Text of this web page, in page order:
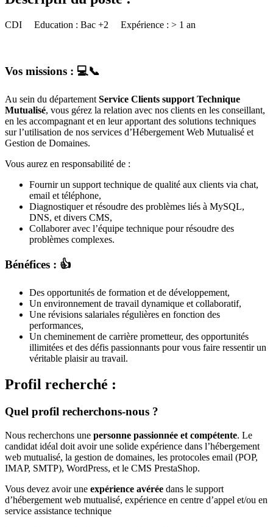
CDI Education : Bac +2 Expérience : > 1 an
Vos missions : 💻📞
Au sein du département Service Clients support Technique
Mutualisé, vous gérez la relation avec nos clients en les conseillant,
en les accompagnant et en leur apportant des solutions techniques
sur l’utilisation de nos services d’Hébergement Web Mutualisé et
Gestion de Domaines.
Vous aurez en responsabilité de :
Fournir un support technique de qualité aux clients via chat,
email et téléphone,
Diagnostiquer et résoudre des problèmes liés à MySQL,
DNS, et divers CMS,
Collaborer avec l’équipe technique pour résoudre des
problèmes complexes.
Bénéfices : 👍
Des opportunités de formation et de développement,
Un environnement de travail dynamique et collaboratif,
Une révisions salariales régulières en fonction des
performances,
Un cheminement de carrière prometteur, des opportunités
illimitées et des défis passionnants pour vous faire ressentir un
véritable plaisir au travail.
Profil recherché :
Quel profil recherchons-nous ?
Nous recherchons une personne passionnée et compétente. Le
candidat idéal doit avoir une solide expérience dans l’hébergement
web mutualisé, la gestion de domaines, les protocoles email (POP,
IMAP, SMTP), WordPress, et le CMS PrestaShop.
Vous devez avoir une expérience avérée dans le support
d’hébergement web mutualisé, expérience en centre d’appel et/ou en
service assistance technique